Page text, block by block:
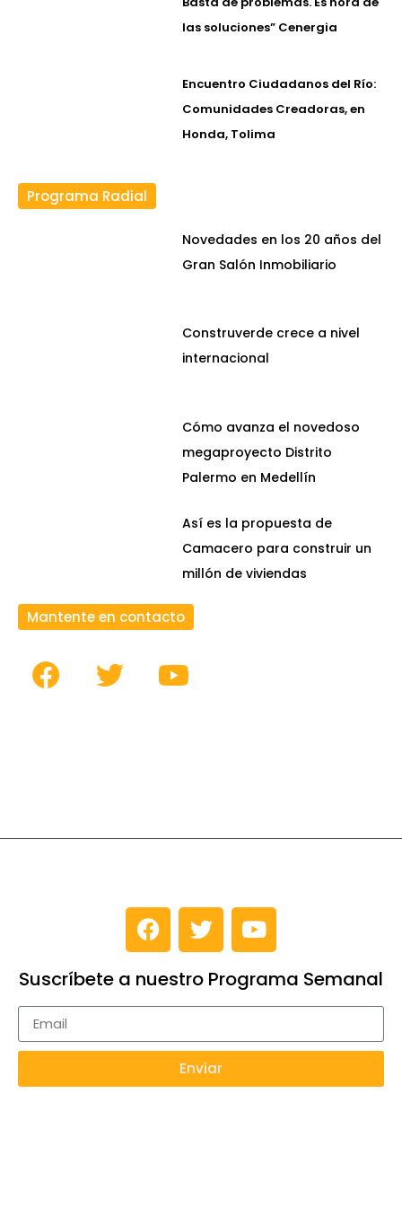
las soluciones” Cenergia
Encuentro Ciudadanos del Río:
Comunidades Creadoras, en
Honda, Tolima
Programa Radial
Novedades en los 20 años del
Gran Salón Inmobiliario
Construverde crece a nivel
internacional
Cómo avanza el novedoso
megaproyecto Distrito
Palermo en Medellín
Así es la propuesta de
Camacero para construir un
millón de viviendas
Mantente en contacto
Suscríbete a nuestro Programa Semanal
Enviar